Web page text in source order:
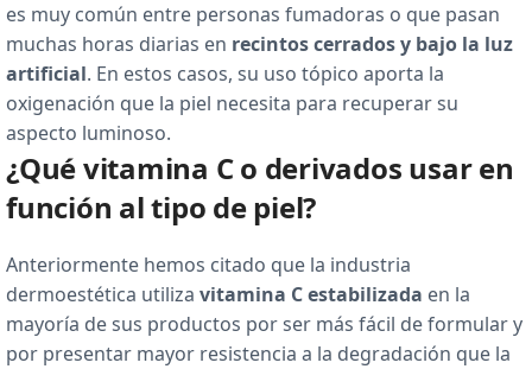
es muy común entre personas fumadoras o que pasan
muchas horas diarias en recintos cerrados y bajo la luz
artificial. En estos casos, su uso tópico aporta la
oxigenación que la piel necesita para recuperar su
aspecto luminoso.
¿Qué vitamina C o derivados usar en
función al tipo de piel?
Anteriormente hemos citado que la industria
dermoestética utiliza vitamina C estabilizada en la
mayoría de sus productos por ser más fácil de formular y
por presentar mayor resistencia a la degradación que la